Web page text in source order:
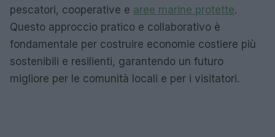
pescatori, cooperative e aree marine protette.
Questo approccio pratico e collaborativo è
fondamentale per costruire economie costiere più
sostenibili e resilienti, garantendo un futuro
migliore per le comunità locali e per i visitatori.